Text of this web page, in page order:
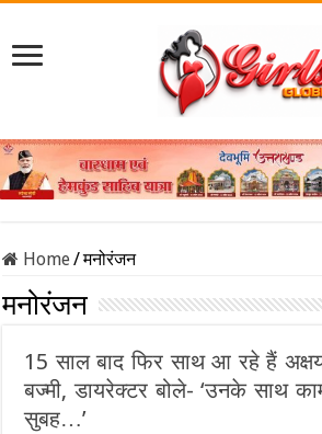
Home/मनोरंजन
मनोरंजन
15 साल बाद फिर साथ आ रहे हैं
बज्मी, डायरेक्टर बोले- ‘उनके साथ
सुबह…’